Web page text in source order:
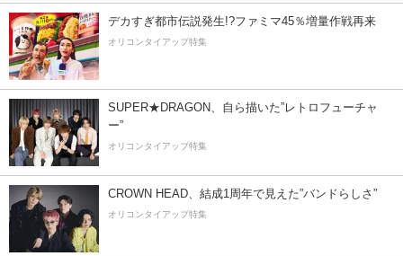
デカすぎ都市伝説発生!?ファミマ45％増量作戦再来
オリコンタイアップ特集
SUPER★DRAGON、自ら描いた”レトロフューチャ
ー”
オリコンタイアップ特集
CROWN HEAD、結成1周年で見えた”バンドらしさ”
オリコンタイアップ特集